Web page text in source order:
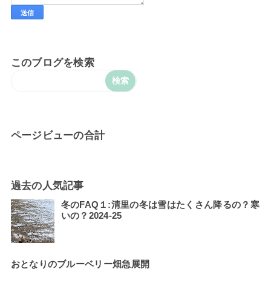
このブログを検索
ページビューの合計
過去の人気記事
冬のFAQ１:清里の冬は雪はたくさん降るの？寒
いの？2024-25
おとなりのブルーベリー畑急展開